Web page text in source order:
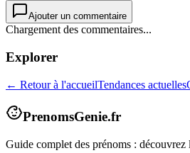
Ajouter un commentaire
Chargement des commentaires...
Explorer
← Retour à l'accueilTendances actuelles
PrenomsGenie.fr
Guide complet des prénoms :